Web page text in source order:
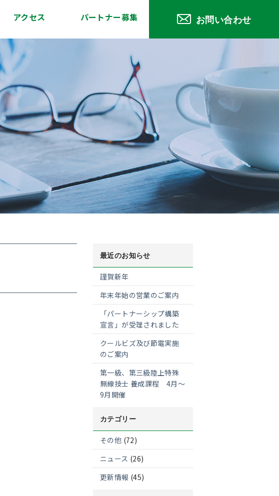
アクセス パートナー募集 お問い合わせ
最近のお知らせ
謹賀新年
年末年始の営業のご案内
「パートナーシップ構築
宣言」が受理されました
クールビズ及び節電実施
のご案内
第一級、第三級陸上特殊
無線技士 養成課程 4月～
9月開催
カテゴリー
その他 (72)
ニュース (26)
更新情報 (45)